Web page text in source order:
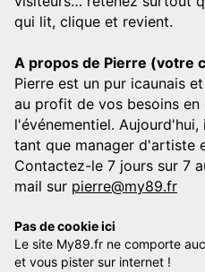
qui lit, clique et revient.
A propos de Pierre (votre
Pierre est un pur icaunais
au profit de vos besoins
l'événementiel.
tant que manager d'artiste
Contactez-le 7 jours sur 7
mail sur pierre@my89.fr
Pas de cookie ici
Le site My89.fr ne comporte
et vous pister sur internet !